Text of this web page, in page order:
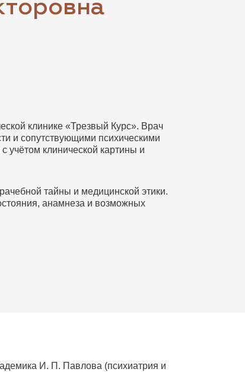
клинике «Трезвый Курс». Врач
и сопутствующими психическими
учётом клинической картины и
тайны и медицинской этики.
анамнеза и возможных
И. П. Павлова (психиатрия и